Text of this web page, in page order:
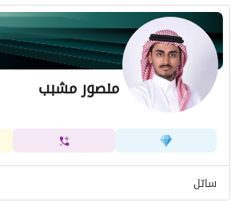
(خيارات دفع مرنة تصل إلى 4 دفعات)
منصور مشبب
ساتل